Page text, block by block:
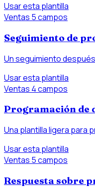
Usar esta plantilla
Ventas 5 campos
Seguimiento de
Un seguimiento
Usar esta plantilla
Ventas 4 campos
Programación de
Una plantilla ligera para
Usar esta plantilla
Ventas 5 campos
Respuesta sobre